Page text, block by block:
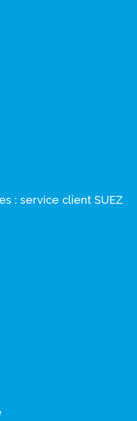
: service client SUEZ